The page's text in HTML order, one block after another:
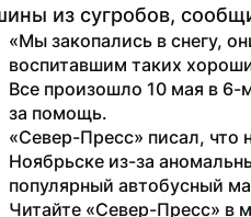
из сугробов,
«Мы закопались в снегу,
воспитавшим таких
Все произошло 10 мая в
за помощь.
«Север-Пресс» писал, что
Ноябрьске из-за
популярный автобусный
Читайте «Север-Пресс» в